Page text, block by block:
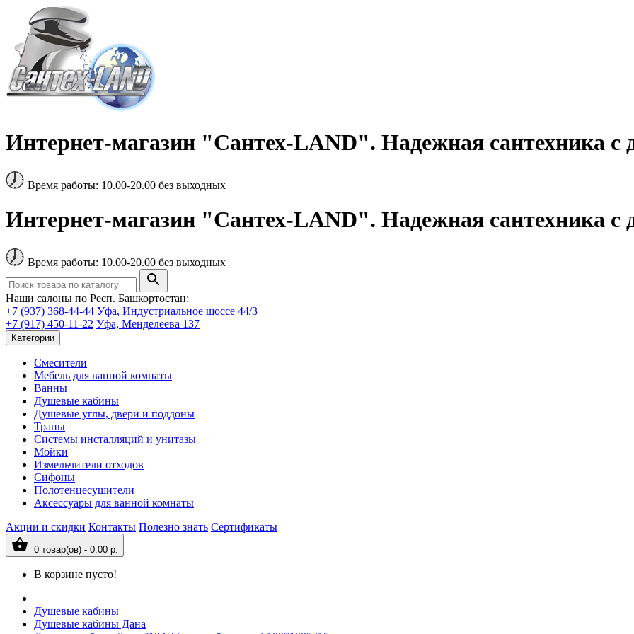
Интернет-магазин "Сантех-LAND". Надежная сантехника с
Время работы: 10.00-20.00 без выходных
Интернет-магазин "Сантех-LAND". Надежная сантехника с
Время работы: 10.00-20.00 без выходных
Наши салоны по Респ. Башкортостан:
+7 (937) 368-44-44 Уфа, Индустриальное шоссе 44/3
+7 (917) 450-11-22 Уфа, Менделеева 137
Категории
Смесители
Мебель для ванной комнаты
Ванны
Душевые кабины
Душевые углы, двери и поддоны
Трапы
Системы инсталляций и унитазы
Мойки
Измельчители отходов
Сифоны
Полотенцесушители
Аксессуары для ванной комнаты
Акции и скидки Контакты Полезно знать Сертификаты
0 товар(ов) - 0.00 р.
В корзине пусто!
Душевые кабины
Душевые кабины Дана